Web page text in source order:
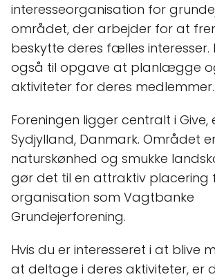
interesseorganisation for
området, der arbejder for at
beskytte deres fælles interesser.
også til opgave at planlægge
aktiviteter for deres medlemmer.
Foreningen ligger centralt i Give,
Sydjylland, Danmark. Området
naturskønhed og smukke
gør det til en attraktiv placering
organisation som Vagtbanke
Grundejerforening.
Hvis du er interesseret i at blive
at deltage i deres aktiviteter, er